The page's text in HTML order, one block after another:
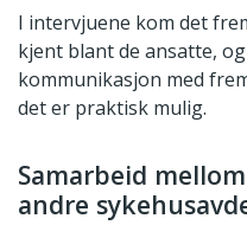
I intervjuene kom det
kjent blant de ansatte,
kommunikasjon med
det er praktisk mulig.
Samarbeid
andre